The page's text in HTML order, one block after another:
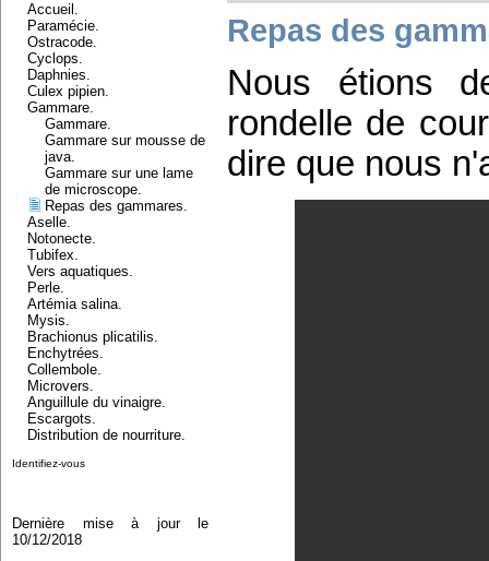
Accueil.
Paramécie.
Ostracode.
Cyclops.
Daphnies.
Culex pipien.
Gammare.
Gammare.
Gammare sur mousse de
java.
Gammare sur une lame
de microscope.
Repas des gammares.
Aselle.
Notonecte.
Tubifex.
Vers aquatiques.
Perle.
Artémia salina.
Mysis.
Brachionus plicatilis.
Enchytrées.
Collembole.
Microvers.
Anguillule du vinaigre.
Escargots.
Distribution de nourriture.
Identifiez-vous
Dernière mise à jour le
10/12/2018
Repas des
Nous étions
rondelle de
dire que nous